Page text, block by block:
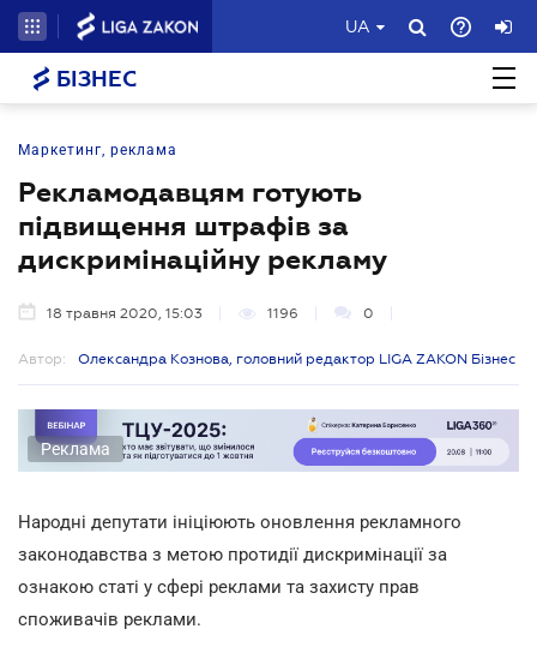
UA
БІЗНЕС
Маркетинг, реклама
Рекламодавцям готують
підвищення штрафів за
дискримінаційну рекламу
18 травня 2020, 15:03 1196 0
Автор: Олександра Кознова, головний редактор LIGA ZAKON Бізнес
Реклама
Народні депутати ініціюють оновлення рекламного
законодавства з метою протидії дискримінації за
ознакою статі у сфері реклами та захисту прав
споживачів реклами.